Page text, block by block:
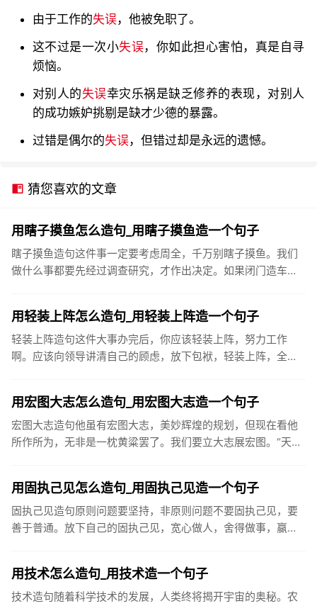
由于工作的失误，他被免职了。
这不过是一次小失误，你如此担心害怕，真是自寻
烦恼。
对别人的失误幸灾乐祸是缺乏修养的表现，对别人
的成功嫉妒挑剔是缺才少德的暴露。
过错是偶尔的失误，但错过却是永远的遗憾。
猜您喜欢的文章
用瞎子摸鱼怎么造句_用瞎子摸鱼造一个句子
瞎子摸鱼造句这件事一定要考虑周全，千万别瞎子摸鱼。我们
做什么事都要先经过调查研究，才作出决定。如果闭门造车，
用轻装上阵怎么造句_用轻装上阵造一个句子
轻装上阵造句这件大事办完后，你应该轻装上阵，努力工作
啊。应该向领导讲清自己的顾虑，放下包袱，轻装上阵，全身
用宏图大志怎么造句_用宏图大志造一个句子
宏图大志造句他虽有宏图大志，美妙辉煌的规划，但现在看他
所作所为，无非是一枕黄粱罢了。我们要立大志展宏图。“天益
用固执己见怎么造句_用固执己见造一个句子
固执己见造句原则问题要坚持，非原则问题不要固执己见，要
善于普通。放下自己的固执己见，宽心做人，舍得做事，赢的
用技术怎么造句_用技术造一个句子
技术造句随着科学技术的发展，人类终将揭开宇宙的奥秘。农